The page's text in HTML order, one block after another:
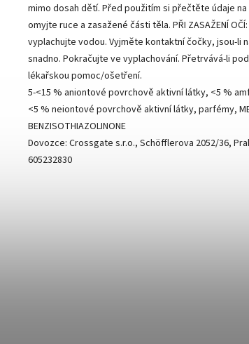
mimo dosah dětí. Před použitím si přečtěte údaje
omyjte ruce a zasažené části těla. PŘI ZASAŽENÍ
vyplachujte vodou. Vyjměte kontaktní čočky, jsou-li
snadno. Pokračujte ve vyplachování. Přetrvává-li
lékařskou pomoc/ošetření.
5-<15 % aniontové povrchově aktivní látky, <5 %
<5 % neiontové povrchově aktivní látky, parfémy,
BENZISOTHIAZOLINONE
Dovozce: Crossgate s.r.o., Schöfflerova 2052/36,
605232830